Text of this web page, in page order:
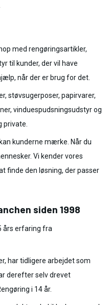
med rengøringsartikler,
til kunder, der vil have
når der er brug for det.
støvsugerposer, papirvarer,
vinduespudsningsudstyr og
private.
kunderne mærke. Når du
Vi kender vores
finde den løsning, der passer
siden 1998
års erfaring fra
har tidligere arbejdet som
derefter selv drevet
i 14 år.